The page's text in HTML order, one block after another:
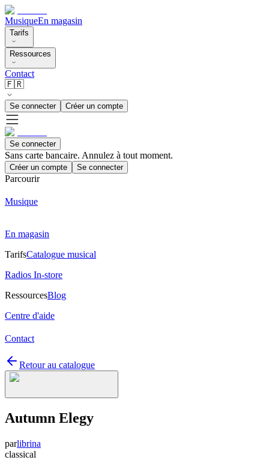
MusiqueEn magasin
Tarifs
Ressources
Contact
🇫🇷
Se connecter Créer un compte
Se connecter
Sans carte bancaire. Annulez à tout moment.
Créer un compte Se connecter
Parcourir
Musique
En magasin
TarifsCatalogue musical
Radios In-store
RessourcesBlog
Centre d'aide
Contact
Retour au catalogue
Autumn Elegy
parlibrina
classical